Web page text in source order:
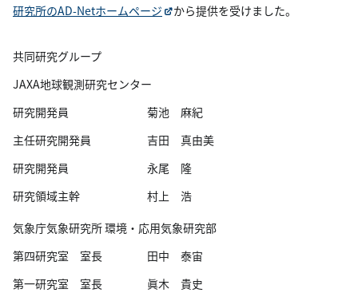
研究所のAD-Netホームページ
から提供を受けました。
共同研究グループ
JAXA地球観測研究センター
研究開発員 菊池 麻紀
主任研究開発員 吉田 真由美
研究開発員 永尾 隆
研究領域主幹 村上 浩
気象庁気象研究所 環境・応用気象研究部
第四研究室 室長 田中 泰宙
第一研究室 室長 眞木 貴史